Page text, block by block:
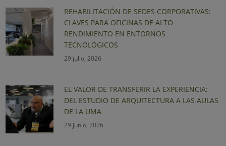
REHABILITACIÓN DE SEDES CORPORATIVAS:
CLAVES PARA OFICINAS DE ALTO
RENDIMIENTO EN ENTORNOS
TECNOLÓGICOS
29 julio, 2026
EL VALOR DE TRANSFERIR LA EXPERIENCIA:
DEL ESTUDIO DE ARQUITECTURA A LAS AULAS
DE LA UMA
29 junio, 2026